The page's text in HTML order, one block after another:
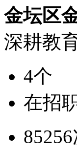
金坛区
深耕教
4个
在招
85256